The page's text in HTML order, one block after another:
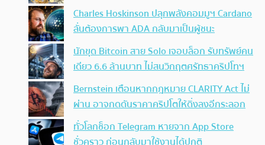
Charles Hoskinson ปลุกพลังคอมมูฯ Cardano
ลั่นต้องการพา ADA กลับมาเป็นผู้ชนะ
นักขุด Bitcoin สาย Solo เจอบล็อก รับทรัพย์คน
เดียว 6.6 ล้านบาท ไม่สนวิกฤตศรัทธาคริปโทฯ
Bernstein เตือนหากกฎหมาย CLARITY Act ไม่
ผ่าน อาจกดดันราคาคริปโตให้ดิ่งลงอีกระลอก
ทั่วโลกช็อก Telegram หายจาก App Store